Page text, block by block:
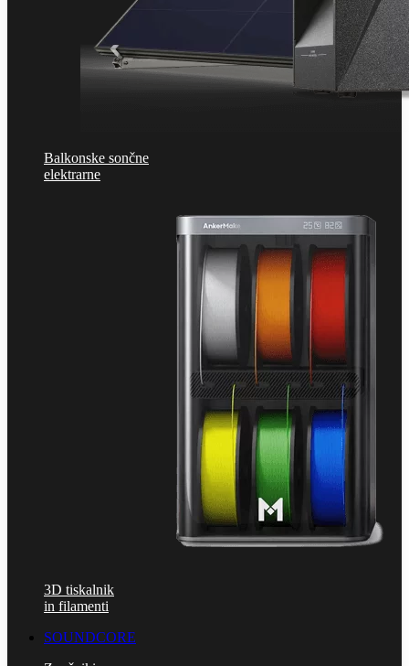
Balkonske sončne
elektrarne
3D tiskalnik
in filamenti
SOUNDCORE